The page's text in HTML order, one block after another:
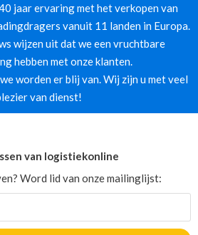
jaar ervaring met het verkopen van
vanuit 11 landen in Europa.
wijzen uit dat we een vruchtbare
hebben met onze klanten.
worden er blij van. Wij zijn u met veel
van dienst!
van logistiekonline
Word lid van onze mailinglijst: